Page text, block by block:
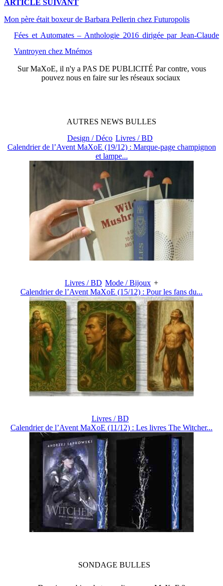
ARTICLE SUIVANT
Mon père était boxeur de Barbara Pellerin chez Futuropolis
Fées et Automates – Anthologie 2016 dirigée par Jean-Claude
Vantroyen chez Mnémos
SurMaXoE, il n'y a PAS DE PUBLICITÉ Par contre, vous
pouvez nous en faire sur les réseaux sociaux
AUTRES NEWS BULLES
Design / Déco Livres / BD
Calendrier de l’Avent MaXoE (19/12) : Marque-page champignon
et lampe...
Livres / BD Mode / Bijoux +
Calendrier de l’Avent MaXoE (15/12) : Pour les fans du...
Livres / BD
Calendrier de l’Avent MaXoE (11/12) : Les livres The Witcher...
SONDAGE BULLES